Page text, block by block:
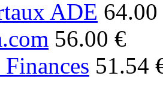
ADE 64.00
56.00 €
51.54